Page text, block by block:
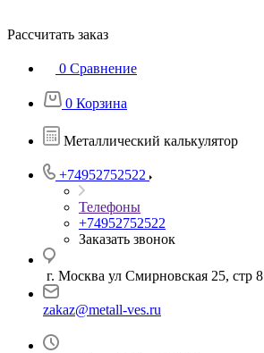
Рассчитать заказ
0 Сравнение
0 Корзина
Металлический калькулятор
+74952752522
Телефоны
+74952752522
Заказать звонок
г. Москва ул Смирновская 25, стр 8
zakaz@metall-ves.ru